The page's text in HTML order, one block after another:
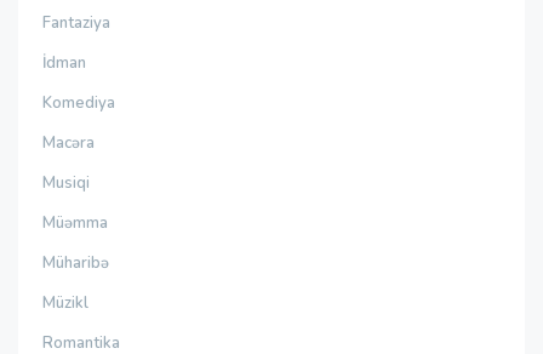
Fantaziya
İdman
Komediya
Macəra
Musiqi
Müəmma
Müharibə
Müzikl
Romantika